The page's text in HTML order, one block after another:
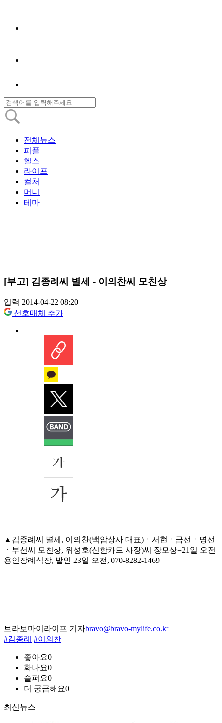
전체뉴스
피플
헬스
라이프
컬처
머니
테마
[부고] 김종례씨 별세 - 이의찬씨 모친상
입력 2014-04-22 08:20
선호매체 추가
▲김종례씨 별세, 이의찬(백암상사 대표)ㆍ서현ㆍ금선ㆍ명선
ㆍ부선씨 모친상, 위성호(신한카드 사장)씨 장모상=21일 오전
용인장례식장, 발인 23일 오전, 070-8282-1469
브라보마이라이프 기자bravo@bravo-mylife.co.kr
#김종례 #이의찬
좋아요0
화나요0
슬퍼요0
더 궁금해요0
최신뉴스